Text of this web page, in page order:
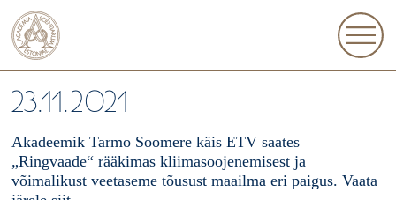
23.11.2021
Akadeemik Tarmo Soomere käis ETV saates
„Ringvaade“ rääkimas kliimasoojenemisest ja
võimalikust veetaseme tõusust maailma eri paigus. Vaata